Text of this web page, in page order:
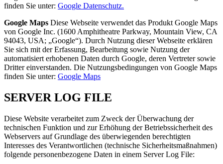
finden Sie unter: Google Datenschutz.
Google Maps Diese Webseite verwendet das Produkt Google Maps
von Google Inc. (1600 Amphitheatre Parkway, Mountain View, CA
94043, USA; „Google“). Durch Nutzung dieser Webseite erklären
Sie sich mit der Erfassung, Bearbeitung sowie Nutzung der
automatisiert erhobenen Daten durch Google, deren Vertreter sowie
Dritter einverstanden. Die Nutzungsbedingungen von Google Maps
finden Sie unter: Google Maps
SERVER LOG FILE
Diese Website verarbeitet zum Zweck der Überwachung der
technischen Funktion und zur Erhöhung der Betriebssicherheit des
Webservers auf Grundlage des überwiegenden berechtigten
Interesses des Verantwortlichen (technische Sicherheitsmaßnahmen)
folgende personenbezogene Daten in einem Server Log File: